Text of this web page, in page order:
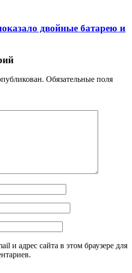
двойные батарею и
Обязательные поля
и адрес сайта в этом браузере для